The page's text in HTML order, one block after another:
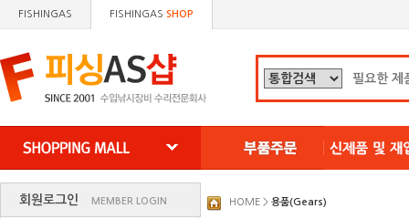
FISHINGAS FISHINGAS SHOP
왼쪽으로 이동
오른쪽으로 이동
회원로그인 MEMBER LOGIN HOME > 용품(Gears)